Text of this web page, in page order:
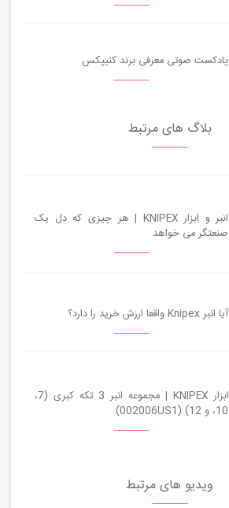
پادکست صوتی معرفی برند کنیپکس
بلاگ های مرتبط
انبر و ابزار KNIPEX | هر چیزی که دل یک
صنعتگر می خواهد
آیا انبر Knipex واقعا ارزش خرید را دارد؟
ابزار KNIPEX | مجموعه انبر 3 تکه کبری (7،
10، و 12) (002006US1)
ویدیو های مرتبط